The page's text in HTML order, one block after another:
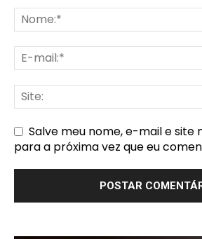
Salve meu nome, e-mail e site
para a próxima vez que eu